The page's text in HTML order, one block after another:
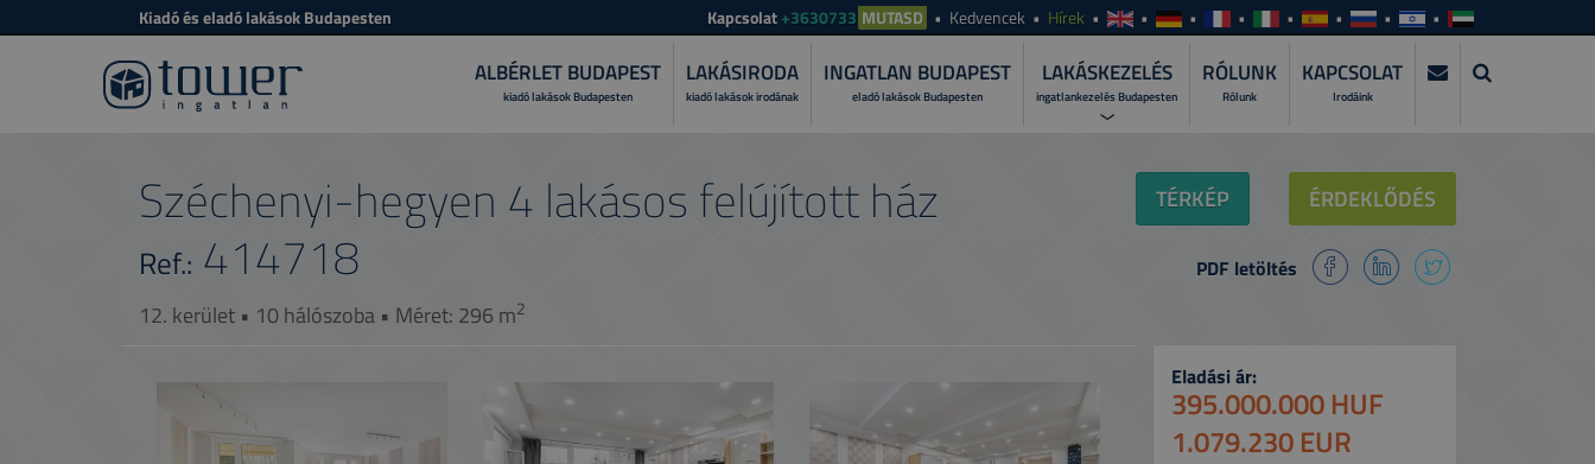
Kiadó és eladó lakások Budapesten Kapcsolat+3630733 MUTASD Kedvencek Hírek
ALBÉRLET BUDAPEST
kiadó lakások Budapesten
LAKÁSIRODA
kiadó lakások irodának
INGATLAN BUDAPEST
eladó lakások Budapesten
LAKÁSKEZELÉS
ingatlankezelés Budapesten
MI A LAKÁSKEZELÉS?
Fedezze fel, miért bízza szakemberre a lakáskiadás teljes
Tekintese át lakása ügyeit bárhol, bármikor, naprakészen!
RÓLUNK
Rólunk
KAPCSOLAT
Irodáink
Széchenyi-hegyen 4 lakásos felújított ház
Ref.: 414718
12. kerület • 10 hálószoba • Méret: 296 m2
TÉRKÉP ÉRDEKLŐDÉS
PDF letöltés
Eladási ár:
395.000.000 HUF
1.079.230 EUR